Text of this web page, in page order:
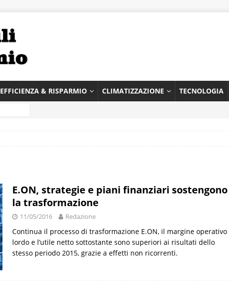
EFFICIENZA & RISPARMIO CLIMATIZZAZIONE TECNOLOGIA
E.ON, strategie e piani finanziari sostengono
la trasformazione
11/05/2016 Redazione
Continua il processo di trasformazione E.ON, il margine operativo
lordo e l’utile netto sottostante sono superiori ai risultati dello
stesso periodo 2015, grazie a effetti non ricorrenti.